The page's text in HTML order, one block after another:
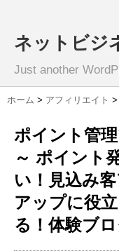
ネットビジ
Just another
ホーム > アフィリエイト >
ポイント管
～ ポイント
い！見込み
アップに役
る！体験ブ